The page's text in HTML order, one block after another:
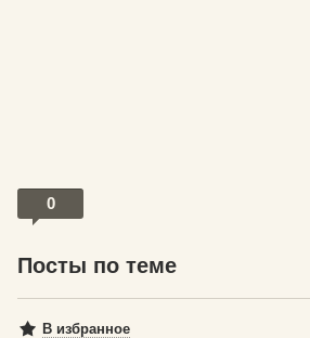
0
Посты по теме
В избранное